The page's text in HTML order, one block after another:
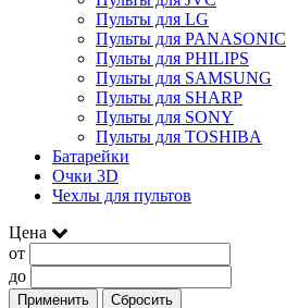
Пульты для LG
Пульты для PANASONIC
Пульты для PHILIPS
Пульты для SAMSUNG
Пульты для SHARP
Пульты для SONY
Пульты для TOSHIBA
Батарейки
Очки 3D
Чехлы для пультов
Цена
от
до
Применить Сбросить